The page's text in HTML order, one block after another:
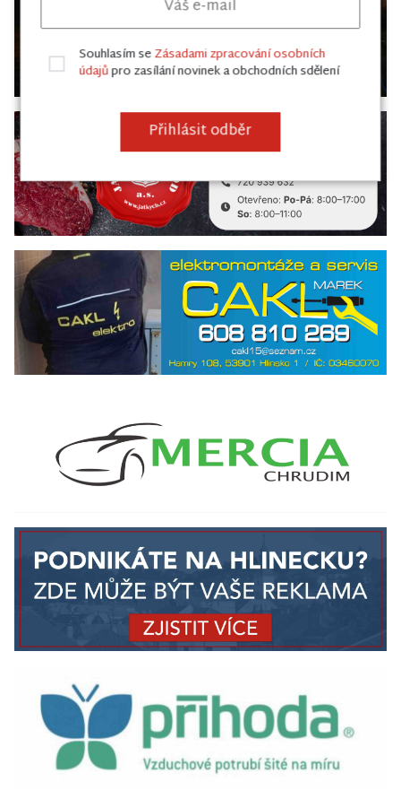
Souhlasím seZásadami zpracování osobních
údajůpro zasílání novinek a obchodních sdělení
Přihlásit odběr